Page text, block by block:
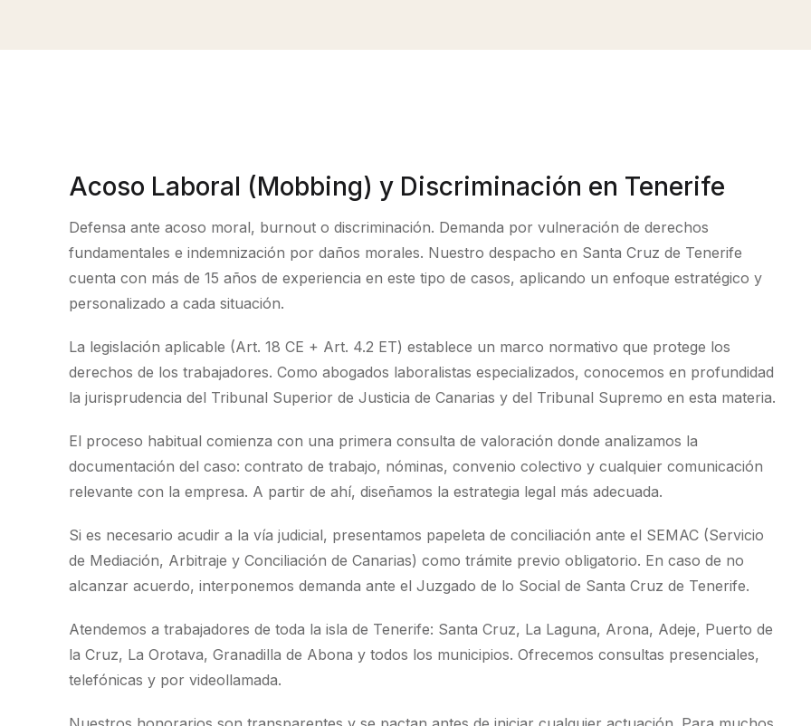
Acoso Laboral (Mobbing) y Discriminación en Tenerife
Defensa ante acoso moral, burnout o discriminación. Demanda por vulneración de derechos
fundamentales e indemnización por daños morales. Nuestro despacho en Santa Cruz de Tenerife
cuenta con más de 15 años de experiencia en este tipo de casos, aplicando un enfoque estratégico y
personalizado a cada situación.
La legislación aplicable (Art. 18 CE + Art. 4.2 ET) establece un marco normativo que protege los
derechos de los trabajadores. Como abogados laboralistas especializados, conocemos en profundidad
la jurisprudencia del Tribunal Superior de Justicia de Canarias y del Tribunal Supremo en esta materia.
El proceso habitual comienza con una primera consulta de valoración donde analizamos la
documentación del caso: contrato de trabajo, nóminas, convenio colectivo y cualquier comunicación
relevante con la empresa. A partir de ahí, diseñamos la estrategia legal más adecuada.
Si es necesario acudir a la vía judicial, presentamos papeleta de conciliación ante el SEMAC (Servicio
de Mediación, Arbitraje y Conciliación de Canarias) como trámite previo obligatorio. En caso de no
alcanzar acuerdo, interponemos demanda ante el Juzgado de lo Social de Santa Cruz de Tenerife.
Atendemos a trabajadores de toda la isla de Tenerife: Santa Cruz, La Laguna, Arona, Adeje, Puerto de
la Cruz, La Orotava, Granadilla de Abona y todos los municipios. Ofrecemos consultas presenciales,
telefónicas y por videollamada.